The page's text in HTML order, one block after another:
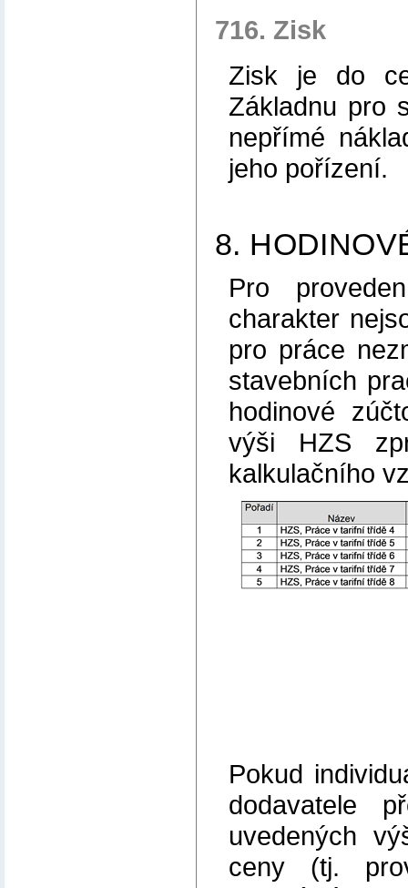
716. Zisk
Zisk je do
Základnu pro
nepřímé
jeho pořízení.
8.
Pro
charakter
pro práce
stavebních
hodinové
výši HZS
kalkulačního
Pokud
dodavatele
uvedených
ceny (tj.